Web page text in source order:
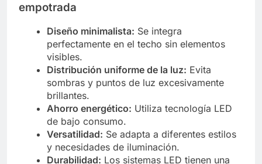
empotrada
Diseño minimalista: Se integra
perfectamente en el techo sin elementos
visibles.
Distribución uniforme de la luz: Evita
sombras y puntos de luz excesivamente
brillantes.
Ahorro energético: Utiliza tecnología LED
de bajo consumo.
Versatilidad: Se adapta a diferentes estilos
y necesidades de iluminación.
Durabilidad: Los sistemas LED tienen una